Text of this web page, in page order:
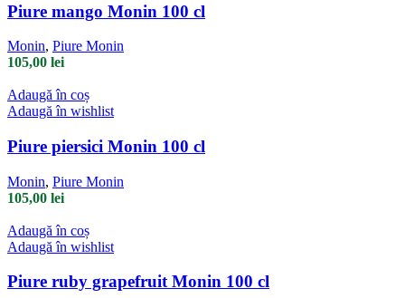
Piure mango Monin 100 cl
Monin, Piure Monin
105,00 lei
Adaugă în coș
Adaugă în wishlist
Piure piersici Monin 100 cl
Monin, Piure Monin
105,00 lei
Adaugă în coș
Adaugă în wishlist
Piure ruby grapefruit Monin 100 cl